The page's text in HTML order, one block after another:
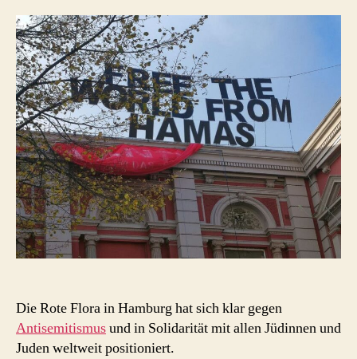
Antisemitismus
Free
the
World
from
Hamas
Die Rote Flora in Hamburg hat sich klar gegen
Antisemitismusund in Solidarität mit allen Jüdinnen und
Juden weltweit positioniert.